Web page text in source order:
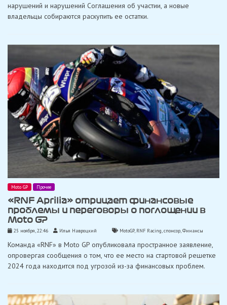
нарушений и нарушений Соглашения об участии, а новые
владельцы собираются раскупить ее остатки.
Moto GP Прочее
«RNF Aprilia» отрицает финансовые
проблемы и переговоры о поглощении в
Moto GP
25 ноября, 22:46 Илья Навроцкий MotoGP, RNF Racing,спонсор,Финансы
Команда «RNF» в Moto GP опубликовала пространное заявление,
опровергая сообщения о том, что ее место на стартовой решетке
2024 года находится под угрозой из-за финансовых проблем.